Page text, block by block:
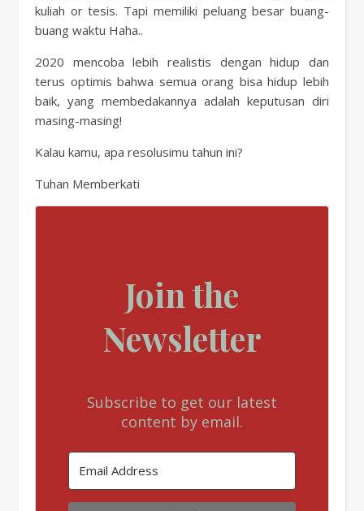
kuliah or tesis. Tapi memiliki peluang besar buang-
buang waktu Haha..
2020 mencoba lebih realistis dengan hidup dan
terus optimis bahwa semua orang bisa hidup lebih
baik, yang membedakannya adalah keputusan diri
masing-masing!
Kalau kamu, apa resolusimu tahun ini?
Tuhan Memberkati
Join the
Newsletter
Subscribe to get our latest
content by email.